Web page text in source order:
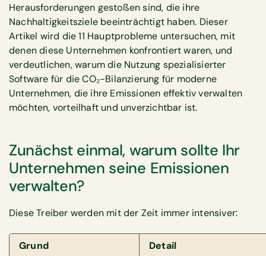
Herausforderungen gestoßen sind, die ihre
Nachhaltigkeitsziele beeinträchtigt haben. Dieser
Artikel wird die 11 Hauptprobleme untersuchen, mit
denen diese Unternehmen konfrontiert waren, und
verdeutlichen, warum die Nutzung spezialisierter
Software für die CO₂-Bilanzierung für moderne
Unternehmen, die ihre Emissionen effektiv verwalten
möchten, vorteilhaft und unverzichtbar ist.
Zunächst einmal, warum sollte Ihr
Unternehmen seine Emissionen
verwalten?
Diese Treiber werden mit der Zeit immer intensiver:
Grund Detail